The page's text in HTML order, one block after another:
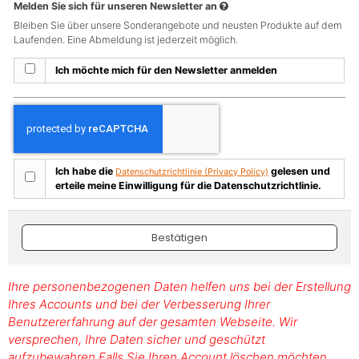
Melden Sie sich für unseren Newsletter an
Bleiben Sie über unsere Sonderangebote und neusten Produkte auf dem
Laufenden. Eine Abmeldung ist jederzeit möglich.
Ich möchte mich für den Newsletter anmelden
Ich habe die Datenschutzrichtlinie (Privacy Policy) gelesen und
erteile meine Einwilligung für die Datenschutzrichtlinie.
Bestätigen
Ihre personenbezogenen Daten helfen uns bei der Erstellung
Ihres Accounts und bei der Verbesserung Ihrer
Benutzererfahrung auf der gesamten Webseite. Wir
versprechen, Ihre Daten sicher und geschützt